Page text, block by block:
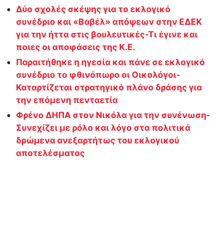
Δύο σχολές σκέψης για το εκλογικό
συνέδριο και «Βαβέλ» απόψεων στην ΕΔΕΚ
για την ήττα στις βουλευτικές-Τι έγινε και
ποιες οι αποφάσεις της Κ.Ε.
Παραιτήθηκε η ηγεσία και πάνε σε εκλογικό
συνέδριο το φθινόπωρο οι Οικολόγοι-
Καταρτίζεται στρατηγικό πλάνο δράσης για
την επόμενη πενταετία
Φρένο ΔΗΠΑ στον Νικόλα για την συνένωση-
Συνεχίζει με ρόλο και λόγο στα πολιτικά
δρώμενα ανεξαρτήτως του εκλογικού
αποτελέσματος